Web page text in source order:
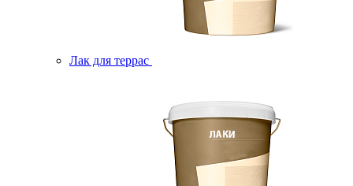
Лак для террас